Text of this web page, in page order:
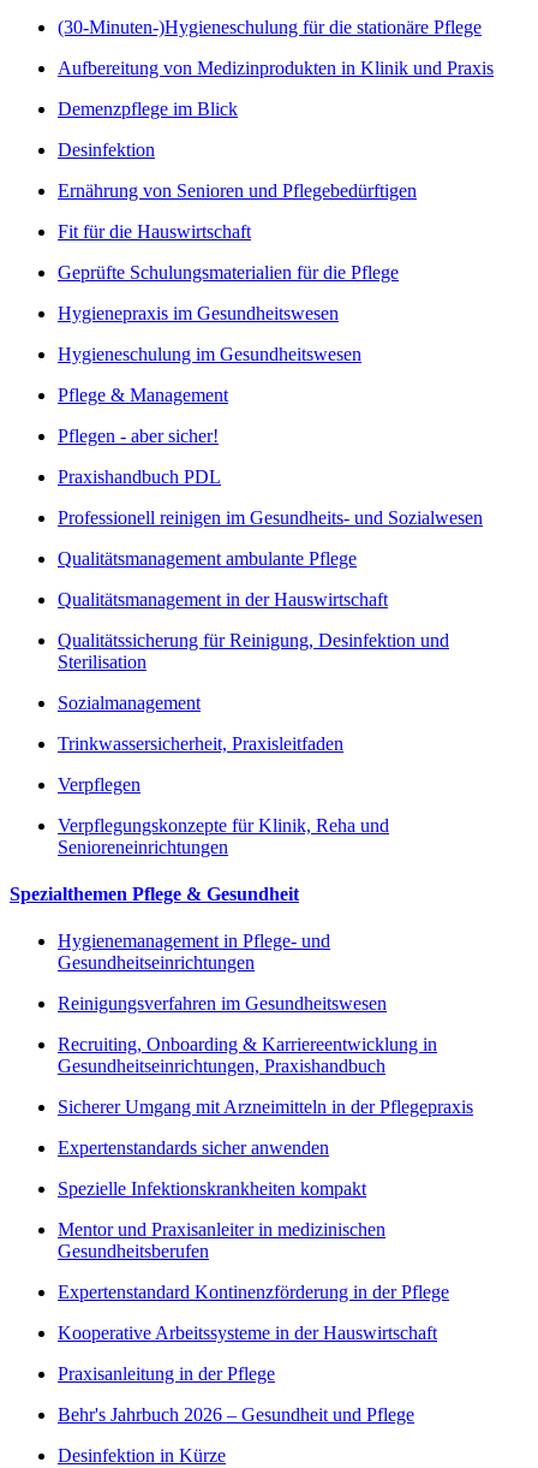
(30-Minuten-)Hygieneschulung für die stationäre Pflege
Aufbereitung von Medizinprodukten in Klinik und Praxis
Demenzpflege im Blick
Desinfektion
Ernährung von Senioren und Pflegebedürftigen
Fit für die Hauswirtschaft
Geprüfte Schulungsmaterialien für die Pflege
Hygienepraxis im Gesundheitswesen
Hygieneschulung im Gesundheitswesen
Pflege & Management
Pflegen - aber sicher!
Praxishandbuch PDL
Professionell reinigen im Gesundheits- und Sozialwesen
Qualitätsmanagement ambulante Pflege
Qualitätsmanagement in der Hauswirtschaft
Qualitätssicherung für Reinigung, Desinfektion und
Sterilisation
Sozialmanagement
Trinkwassersicherheit, Praxisleitfaden
Verpflegen
Verpflegungskonzepte für Klinik, Reha und
Senioreneinrichtungen
Spezialthemen Pflege & Gesundheit
Hygienemanagement in Pflege- und
Gesundheitseinrichtungen
Reinigungsverfahren im Gesundheitswesen
Recruiting, Onboarding & Karriereentwicklung in
Gesundheitseinrichtungen, Praxishandbuch
Sicherer Umgang mit Arzneimitteln in der Pflegepraxis
Expertenstandards sicher anwenden
Spezielle Infektionskrankheiten kompakt
Mentor und Praxisanleiter in medizinischen
Gesundheitsberufen
Expertenstandard Kontinenzförderung in der Pflege
Kooperative Arbeitssysteme in der Hauswirtschaft
Praxisanleitung in der Pflege
Behr's Jahrbuch 2026 – Gesundheit und Pflege
Desinfektion in Kürze